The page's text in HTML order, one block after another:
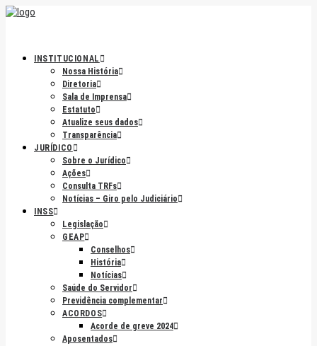
INSTITUCIONAL
Nossa História
Diretoria
Sala de Imprensa
Estatuto
Atualize seus dados
Transparência
JURÍDICO
Sobre o Jurídico
Ações
Consulta TRFs
Notícias – Giro pelo Judiciário
INSS
Legislação
GEAP
Conselhos
História
Notícias
Saúde do Servidor
Previdência complementar
ACORDOS
Acorde de greve 2024
Aposentados